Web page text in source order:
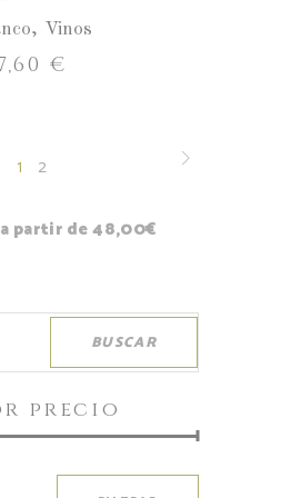
, Vinos
€
1 2
partir de 48,00€
BUSCAR
precio